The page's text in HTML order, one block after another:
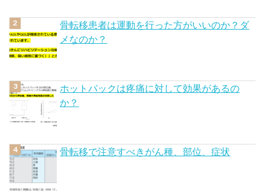
骨転移患者は運動を行った方がいいのか？ダ
メなのか？
ホットパックは疼痛に対して効果があるの
か？
骨転移で注意すべきがん種、部位、症状